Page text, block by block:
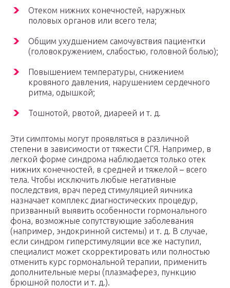
Отеком нижних конечностей, наружных
половых органов или всего тела;
Общим ухудшением самочувствия пациентки
(головокружением, слабостью, головной болью);
Повышением температуры, снижением
кровяного давления, нарушением сердечного
ритма, одышкой;
Тошнотой, рвотой, диареей и т. д.
Эти симптомы могут проявляться в различной
степени в зависимости от тяжести СГЯ. Например, в
легкой форме синдрома наблюдается только отек
нижних конечностей, в средней и тяжелой – всего
тела. Чтобы исключить любые негативные
последствия, врач перед стимуляцией яичника
назначает комплекс диагностических процедур,
призванный выявить особенности гормонального
фона, возможные сопутствующие заболевания
(например, эндокринной системы) и т. д. В случае,
если синдром гиперстимуляции все же наступил,
специалист может скорректировать или полностью
отменить курс гормональной терапии, применить
дополнительные меры (плазмаферез, пункцию
брюшной полости и т. д.).